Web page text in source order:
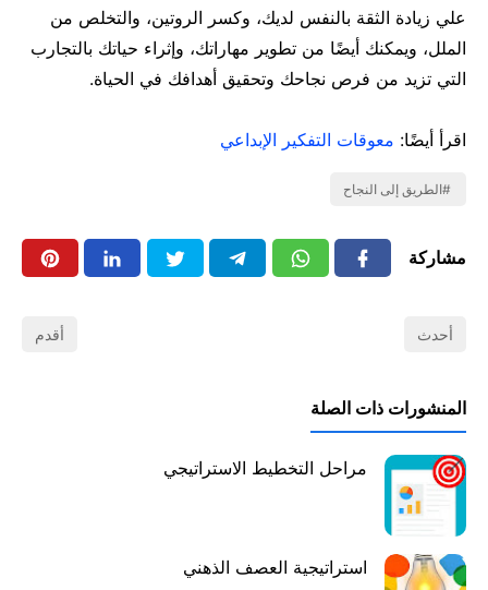
علي زيادة الثقة بالنفس لديك، وكسر الروتين، والتخلص من
الملل، ويمكنك أيضًا من تطوير مهاراتك، وإثراء حياتك بالتجارب
التي تزيد من فرص نجاحك وتحقيق أهدافك في الحياة.
اقرأ أيضًا: معوقات التفكير الإبداعي
الطريق إلى النجاح
مشاركة
أحدث أقدم
المنشورات ذات الصلة
مراحل التخطيط الاستراتيجي
استراتيجية العصف الذهني